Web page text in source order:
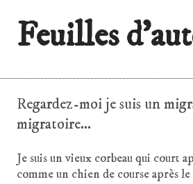
Feuilles
Regardez-moi je suis un
migratoire…
Je suis un vieux corbeau qui court
comme un chien de course après